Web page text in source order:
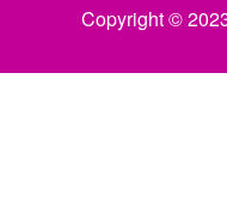
Copyright ©